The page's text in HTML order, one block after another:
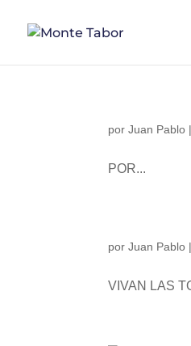
porJuan Pablo |
POR...
porJuan Pablo |
VIVAN LAS